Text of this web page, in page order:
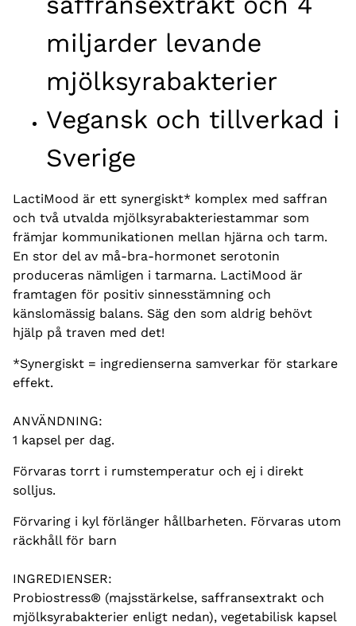
miljarder levande
mjölksyrabakterier
Vegansk och tillverkad i
Sverige
LactiMood är ett synergiskt* komplex med saffran
och två utvalda mjölksyrabakteriestammar som
främjar kommunikationen mellan hjärna och tarm.
En stor del av må-bra-hormonet serotonin
produceras nämligen i tarmarna. LactiMood är
framtagen för positiv sinnesstämning och
känslomässig balans. Säg den som aldrig behövt
hjälp på traven med det!
*Synergiskt = ingredienserna samverkar för starkare
effekt.
ANVÄNDNING:
1 kapsel per dag.
Förvaras torrt i rumstemperatur och ej i direkt
solljus.
Förvaring i kyl förlänger hållbarheten. Förvaras utom
räckhåll för barn
INGREDIENSER:
Probiostress® (majsstärkelse, saffransextrakt och
mjölksyrabakterier enligt nedan), vegetabilisk kapsel